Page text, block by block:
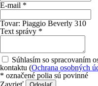
E-mail *
Tovar: Piaggio Beverly 310
Text správy *
Súhlasím so spracovaním
kontaktu (Ochrana osobných
* označené polia sú povinné
Zavrieť